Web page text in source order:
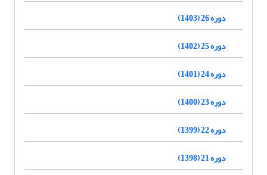
دوره 26 (1403)
دوره 25 (1402)
دوره 24 (1401)
دوره 23 (1400)
دوره 22 (1399)
دوره 21 (1398)